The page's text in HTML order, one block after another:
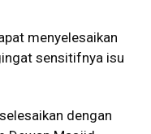
menyelesaikan
sensitifnya isu
dengan